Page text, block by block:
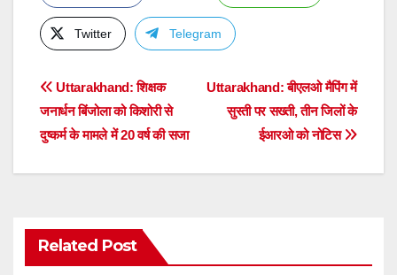
Twitter Telegram
Post
navigation
Uttarakhand: बीएलओ मैपिंग में
सुस्ती पर सख्ती, तीन जिलों के
ईआरओ को नोटिस
Uttarakhand: शिक्षक
जनार्धन बिंजोला को किशोरी से
दुष्कर्म के मामले में 20 वर्ष की सजा
Related Post